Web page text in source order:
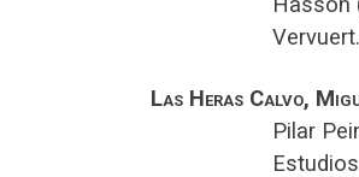
Vervuert.
Las Heras Calvo,
Pilar